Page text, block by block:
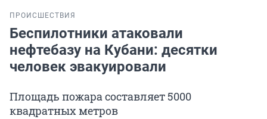
ПРОИСШЕСТВИЯ
Беспилотники атаковали
нефтебазу на Кубани: десятки
человек эвакуировали
Площадь пожара составляет 5000
квадратных метров